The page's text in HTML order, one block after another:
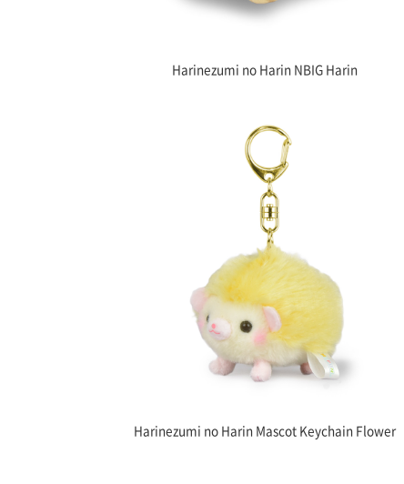
Harinezumi no Harin NBIG Harin
Harinezumi no Harin Mascot Keychain Flower